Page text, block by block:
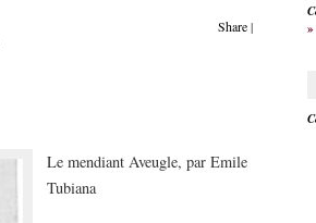
Share|
Le mendiant Aveugle, par Emile
Tubiana